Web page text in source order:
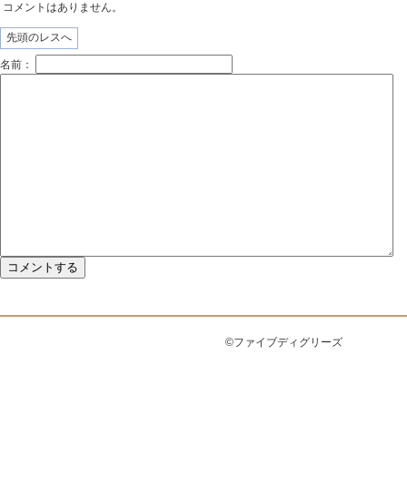
コメントはありません。
先頭のレスへ
名前：
©ファイブディグリーズ